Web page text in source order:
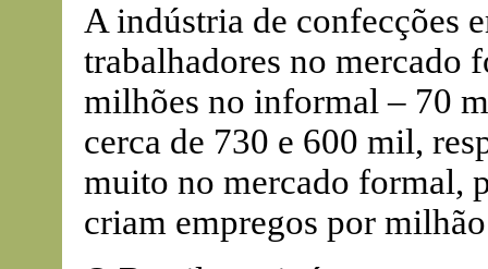
A indústria de confecções
trabalhadores no mercado
milhões no informal – 70
cerca de 730 e 600 mil,
muito no mercado formal,
criam empregos por